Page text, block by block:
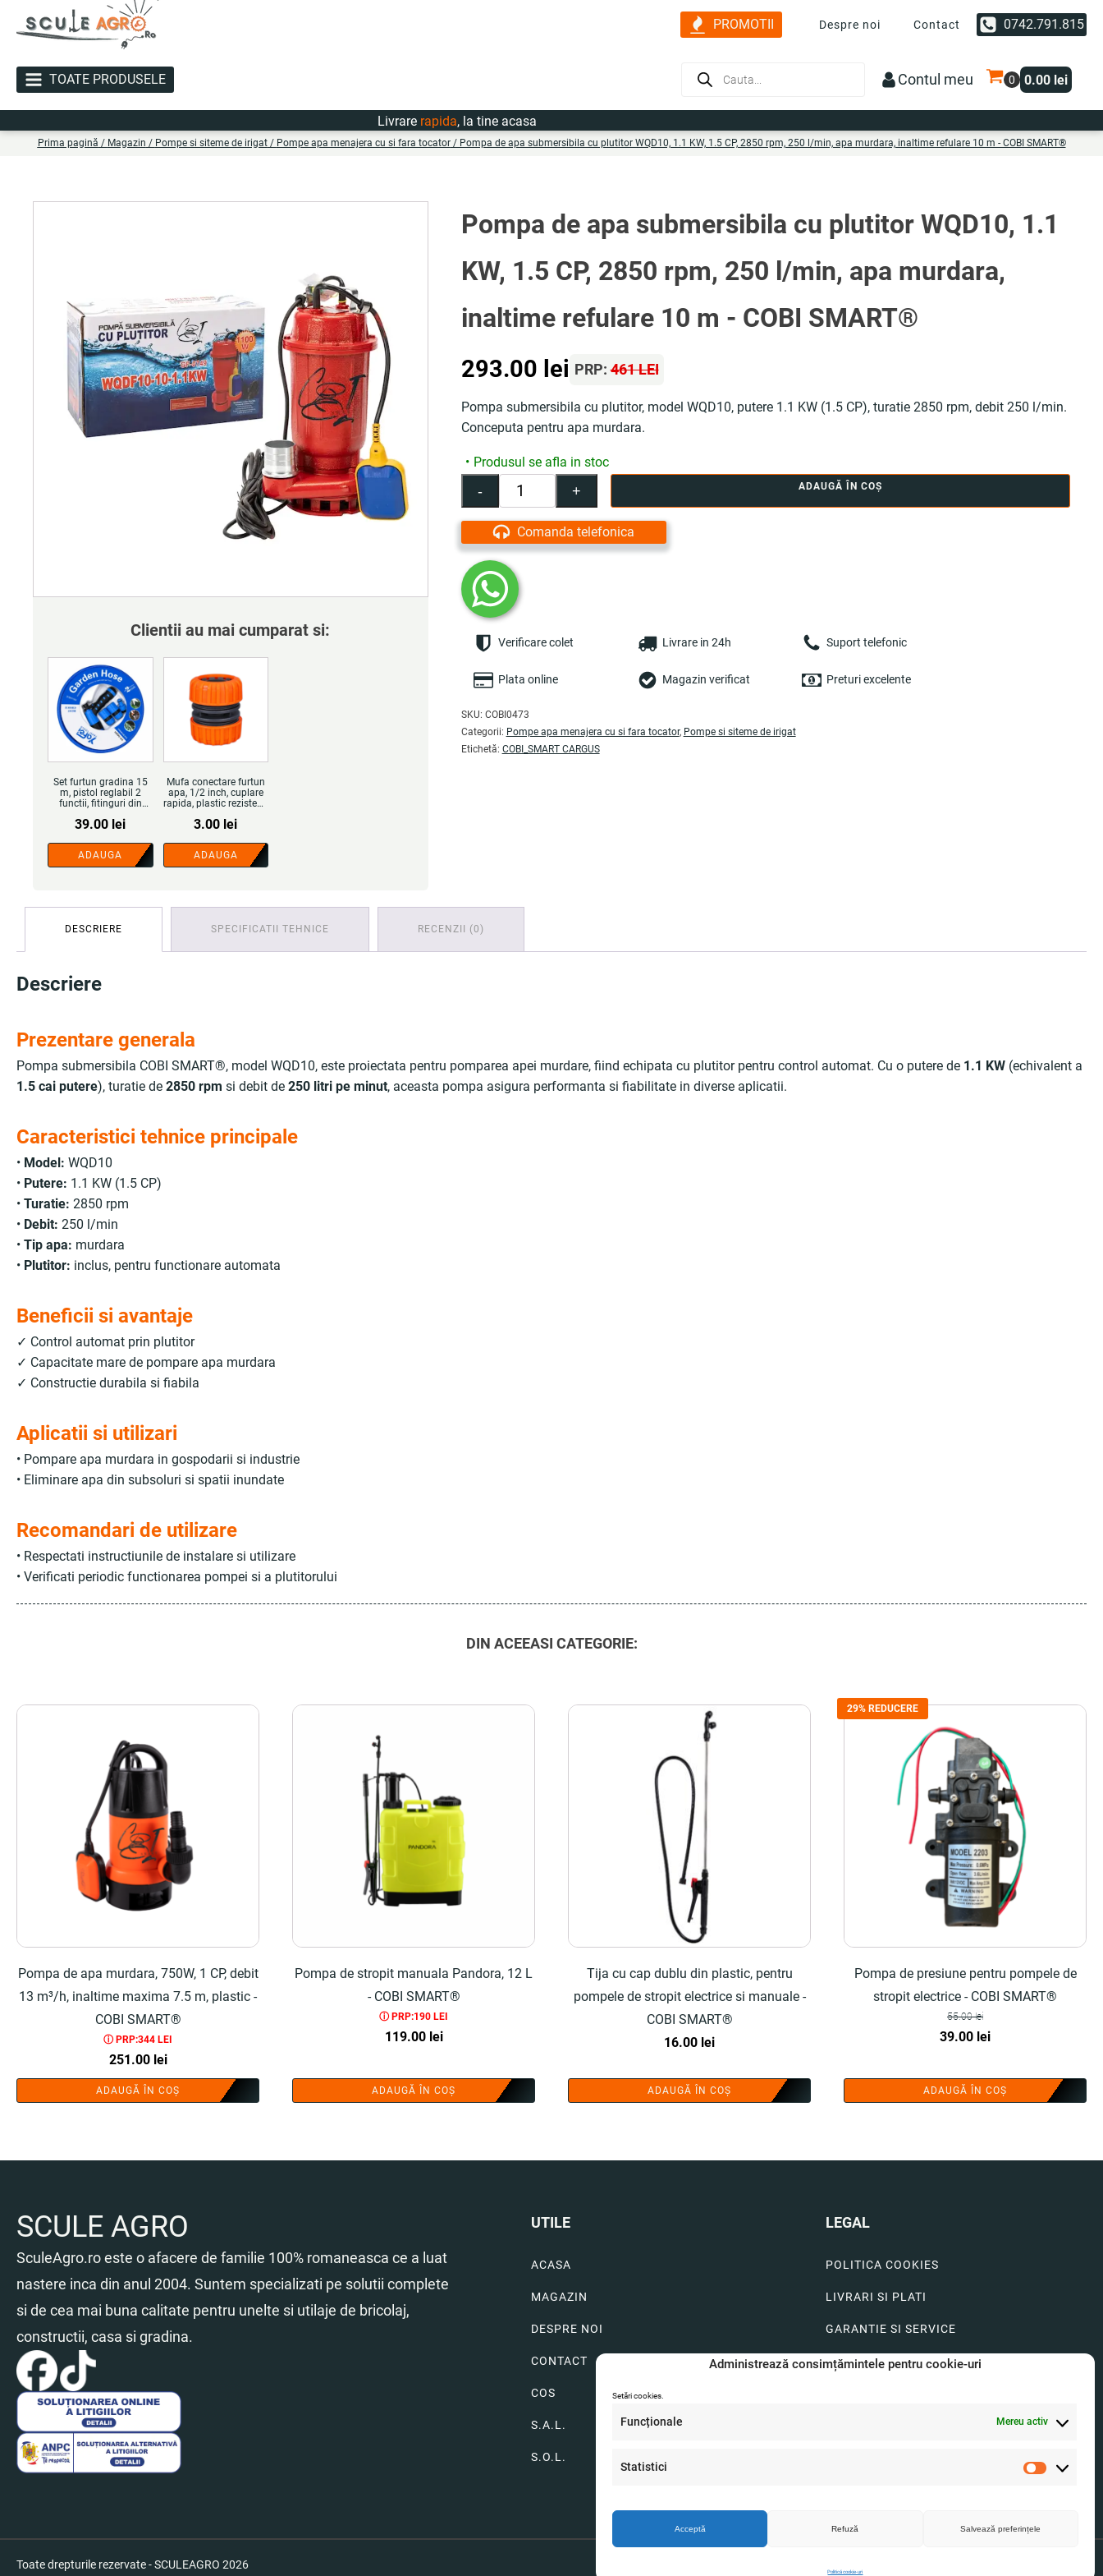
Administrează consimțămintele pentru cookie-uri
Setări cookies.
Funcționale Mereu activ
Statistici Statistici
Acceptă Refuză Salvează preferințele
Politică cookie-uri
PROMOTII Despre noi Contact 0742.791.815
TOATE PRODUSELE
Products
Contul meu 0.00 lei
Livrarerapida, la tine acasa
Prima pagină / Magazin / Pompe si siteme de irigat/ Pompe apa menajera cu si fara tocator/ Pompa de apa submersibila cu plutitor WQD10, 1.1 KW, 1.5 CP, 2850 rpm, 250 l/min, apa murdara, inaltime refulare 10 m - COBI SMART®
Clientii au mai cumparat si:
Set furtun gradina 15
m, pistol reglabil 2
functii, fitinguri din
- COBI SMART®
39.00 lei
ADAUGA
Mufa conectare furtun
apa, 1/2 inch, cuplare
rapida, plastic rezistent,
SMART®
3.00 lei
ADAUGA
Pompa de apa submersibila cu plutitor WQD10, 1.1
KW, 1.5 CP, 2850 rpm, 250 l/min, apa murdara,
inaltime refulare 10 m - COBI SMART®
293.00 lei PRP:461 LEI
Pompa submersibila cu plutitor, model WQD10, putere 1.1 KW (1.5 CP), turatie 2850 rpm, debit 250 l/min.
Conceputa pentru apa murdara.
Produsul se afla in stoc
-
Cantitate
Pompa
de
apa
cu
plutitor
WQD10,
KW,
CP,
rpm,
250
l/min,
+ ADAUGĂ ÎN COȘ
Comanda telefonica
Verificare colet Livrare in 24h Suport telefonic
Plata online Magazin verificat Preturi excelente
SKU: COBI0473
Categorii: Pompe apa menajera cu si fara tocator, Pompe si siteme de irigat
Etichetă: COBI_SMART CARGUS
DESCRIERE SPECIFICATII TEHNICE RECENZII (0)
Descriere
Prezentare generala
Pompa submersibila COBI SMART®, model WQD10, este proiectata pentru pomparea apei murdare, fiind echipata cu plutitor pentru control automat. Cu o putere de 1.1 KW (echivalent a
1.5 cai putere), turatie de 2850 rpm si debit de 250 litri pe minut, aceasta pompa asigura performanta si fiabilitate in diverse aplicatii.
Caracteristici tehnice principale
• Model: WQD10
• Putere: 1.1 KW (1.5 CP)
• Turatie: 2850 rpm
• Debit: 250 l/min
• Tip apa: murdara
• Plutitor: inclus, pentru functionare automata
Beneficii si avantaje
✓ Control automat prin plutitor
✓ Capacitate mare de pompare apa murdara
✓ Constructie durabila si fiabila
Aplicatii si utilizari
• Pompare apa murdara in gospodarii si industrie
• Eliminare apa din subsoluri si spatii inundate
Recomandari de utilizare
• Respectati instructiunile de instalare si utilizare
• Verificati periodic functionarea pompei si a plutitorului
DIN ACEEASI CATEGORIE:
Pompa de apa murdara, 750W, 1 CP, debit
13 m³/h, inaltime maxima 7.5 m, plastic -
COBI SMART®
ⓘ PRP:344 LEI
251.00 lei
ADAUGĂ ÎN COȘ
Pompa de stropit manuala Pandora, 12 L
- COBI SMART®
ⓘ PRP:190 LEI
119.00 lei
ADAUGĂ ÎN COȘ
Tija cu cap dublu din plastic, pentru
pompele de stropit electrice si manuale -
COBI SMART®
16.00 lei
ADAUGĂ ÎN COȘ
29% REDUCERE
Pompa de presiune pentru pompele de
stropit electrice - COBI SMART®
55.00lei
Prețul
a
fost:
39.00 leiPrețul
este:
39.00 lei.
ADAUGĂ ÎN COȘ
SCULE AGRO
SculeAgro.ro este o afacere de familie 100% romaneasca ce a luat
nastere inca din anul 2004. Suntem specializati pe solutii complete
si de cea mai buna calitate pentru unelte si utilaje de bricolaj,
constructii, casa si gradina.
UTILE
ACASA
MAGAZIN
DESPRE NOI
CONTACT
COS
S.A.L.
S.O.L.
LEGAL
POLITICA COOKIES
LIVRARI SI PLATI
GARANTIE SI SERVICE
FORMULAR SERVICE
Toate drepturile rezervate - SCULEAGRO 2026